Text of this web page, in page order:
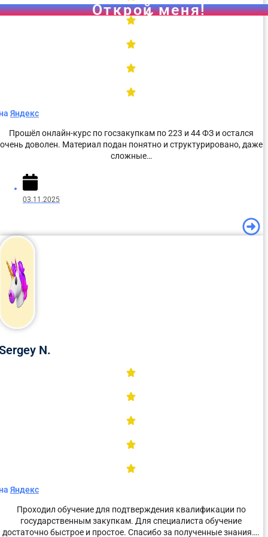
Яндекс
Прошёл онлайн-курс по госзакупкам по 223 и 44 ФЗ и остался
очень доволен. Материал подан понятно и структурировано, даже
сложные…
03.11.2025
N.
Яндекс
Проходил обучение для подтверждения квалификации по
государственным закупкам. Для специалиста обучение
достаточно быстрое и простое. Спасибо за полученные знания….
Чек-лист для самостоятельной проверки участника
ОТПРАВИТЬ